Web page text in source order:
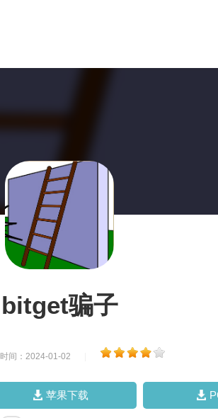
bitget骗子
时间：2024-01-02
苹果下载